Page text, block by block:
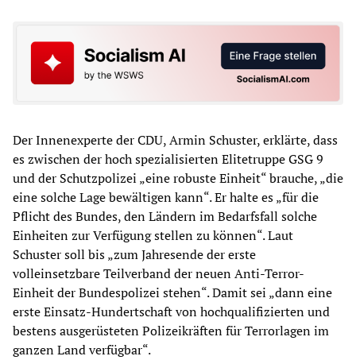
Der Innenexperte der CDU, Armin Schuster, erklärte, dass
es zwischen der hoch spezialisierten Elitetruppe GSG 9
und der Schutzpolizei „eine robuste Einheit“ brauche, „die
eine solche Lage bewältigen kann“. Er halte es „für die
Pflicht des Bundes, den Ländern im Bedarfsfall solche
Einheiten zur Verfügung stellen zu können“. Laut
Schuster soll bis „zum Jahresende der erste
volleinsetzbare Teilverband der neuen Anti-Terror-
Einheit der Bundespolizei stehen“. Damit sei „dann eine
erste Einsatz-Hundertschaft von hochqualifizierten und
bestens ausgerüsteten Polizeikräften für Terrorlagen im
ganzen Land verfügbar“.